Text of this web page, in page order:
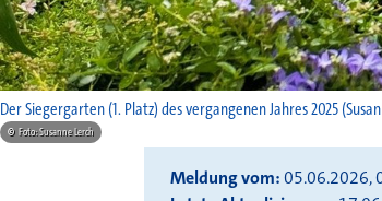
Der Siegergarten (1. Platz) des vergangenen Jahres 2025
© Foto: Susanne Lerch
Meldung vom 05.06.2026,